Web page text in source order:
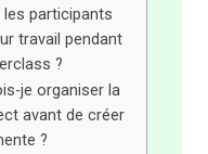
participants
travail pendant
?
je organiser la
avant de créer
?